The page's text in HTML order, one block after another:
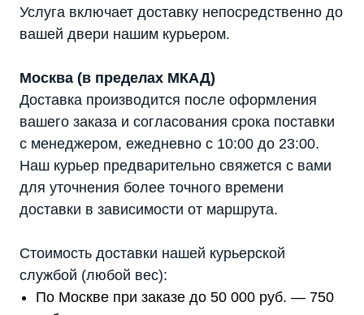
Услуга включает доставку непосредственно до
вашей двери нашим курьером.
Москва (в пределах МКАД)
Доставка производится после оформления
вашего заказа и согласования срока поставки
с менеджером, ежедневно с 10:00 до 23:00.
Наш курьер предварительно свяжется с вами
для уточнения более точного времени
доставки в зависимости от маршрута.
Стоимость доставки нашей курьерской
службой (любой вес):
По Москве при заказе до 50 000 руб. — 750